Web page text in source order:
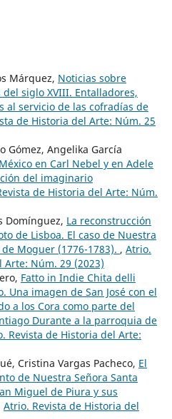
Márquez, Noticias sobre
siglo XVIII. Entalladores,
al servicio de las cofradías de
de Historia del Arte: Núm. 25
Gómez, Angelika García
en Carl Nebel y en Adele
del imaginario
de Historia del Arte: Núm.
Domínguez, La reconstrucción
de Lisboa. El caso de Nuestra
Moguer (1776-1783). , Atrio.
Arte: Núm. 29 (2023)
Fatto in Indie Chita delli
Una imagen de San José con el
a los Cora como parte del
Durante a la parroquia de
Revista de Historia del Arte:
Cristina Vargas Pacheco, El
de Nuestra Señora Santa
Miguel de Piura y sus
Atrio. Revista de Historia del